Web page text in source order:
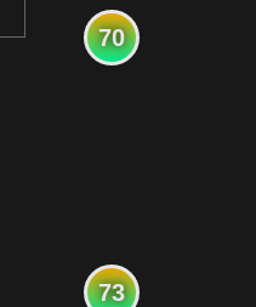
70
73